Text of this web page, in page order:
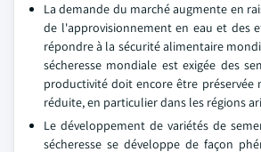
La demande du marché augmente en
de l'approvisionnement en eau et des
répondre à la sécurité alimentaire
sécheresse mondiale est exigée des
productivité doit encore être préservée
réduite, en particulier dans les régions
Le développement de variétés de
sécheresse se développe de façon